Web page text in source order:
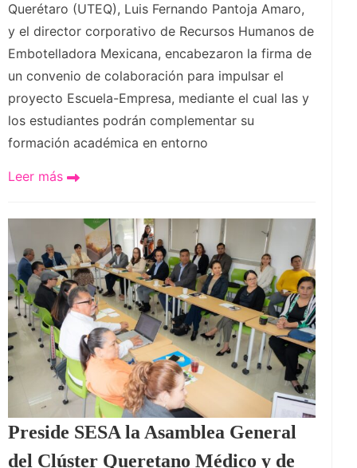
Querétaro (UTEQ), Luis Fernando Pantoja Amaro,
y el director corporativo de Recursos Humanos de
Embotelladora Mexicana, encabezaron la firma de
un convenio de colaboración para impulsar el
proyecto Escuela-Empresa, mediante el cual las y
los estudiantes podrán complementar su
formación académica en entorno
Leer más
Preside SESA la Asamblea General
del Clúster Queretano Médico y de